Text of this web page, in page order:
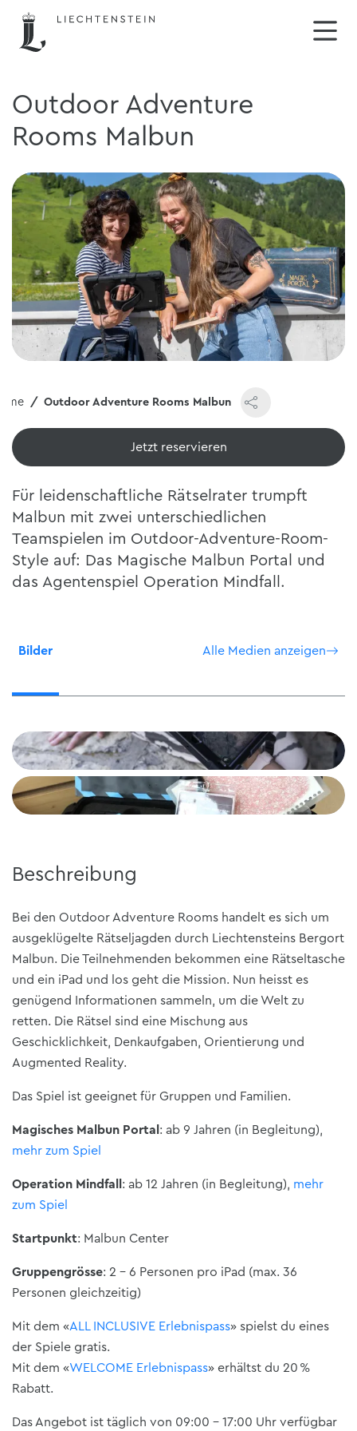
Outdoor Adventure
Rooms Malbun
Outdoor Adventure Rooms Malbun
Jetzt reservieren
Für leidenschaftliche Rätselrater trumpft
Malbun mit zwei unterschiedlichen
Teamspielen im Outdoor-Adventure-Room-
Style auf: Das Magische Malbun Portal und
das Agentenspiel Operation Mindfall.
Bilder Alle Medien anzeigen
Beschreibung
Bei den Outdoor Adventure Rooms handelt es sich um
ausgeklügelte Rätseljagden durch Liechtensteins Bergort
Malbun. Die Teilnehmenden bekommen eine Rätseltasche
und ein iPad und los geht die Mission. Nun heisst es
genügend Informationen sammeln, um die Welt zu
retten. Die Rätsel sind eine Mischung aus
Geschicklichkeit, Denkaufgaben, Orientierung und
Augmented Reality.
Das Spiel ist geeignet für Gruppen und Familien.
Magisches Malbun Portal : ab 9 Jahren (in Begleitung),
mehr zum Spiel
Operation Mindfall : ab 12 Jahren (in Begleitung), mehr
zum Spiel
Startpunkt: Malbun Center
Gruppengrösse: 2 - 6 Personen pro iPad (max. 36
Personen gleichzeitig)
Mit dem «ALL INCLUSIVE Erlebnispass» spielst du eines
der Spiele gratis.
Mit dem «WELCOME Erlebnispass» erhältst du 20 %
Rabatt.
Das Angebot ist täglich von 09:00 - 17:00 Uhr verfügbar